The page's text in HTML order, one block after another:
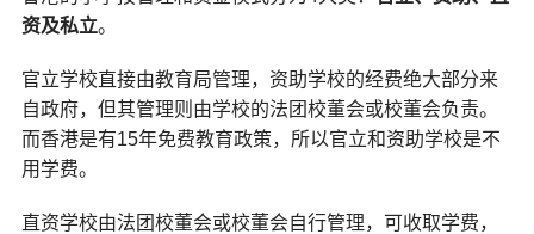
资及私立。
官立学校直接由教育局管理，资助学校的经费绝大部分来
自政府，但其管理则由学校的法团校董会或校董会负责。
而香港是有15年免费教育政策，所以官立和资助学校是不
用学费。
直资学校由法团校董会或校董会自行管理，可收取学费，